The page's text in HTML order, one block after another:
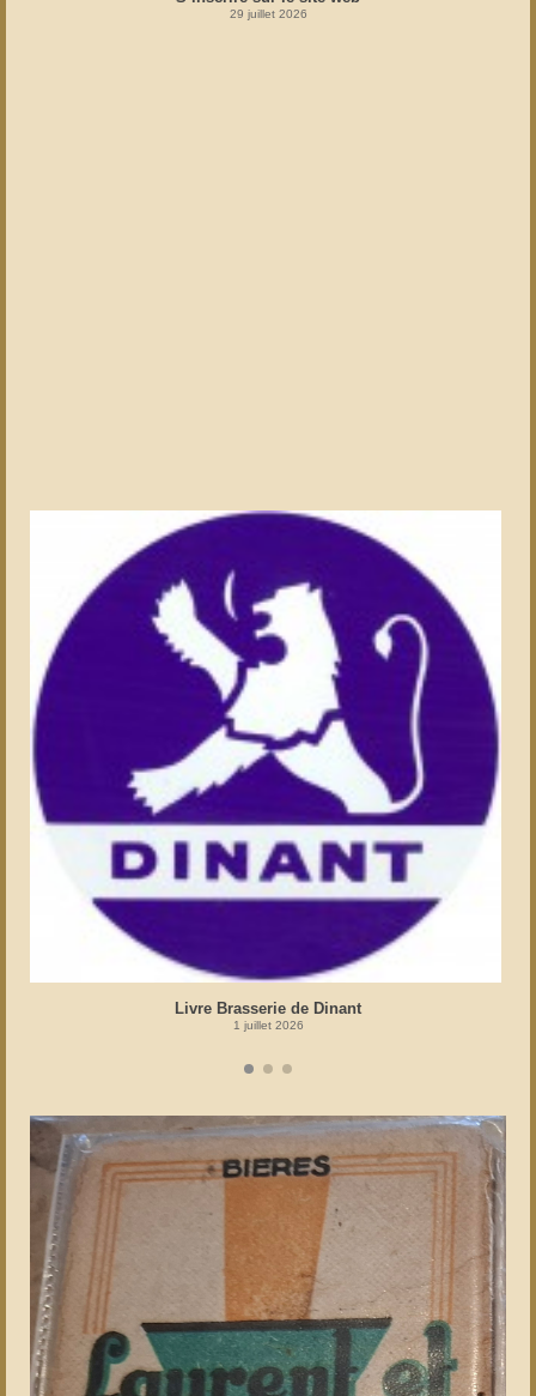
29 juillet 2026
Livre Brasserie de Dinant
1 juillet 2026